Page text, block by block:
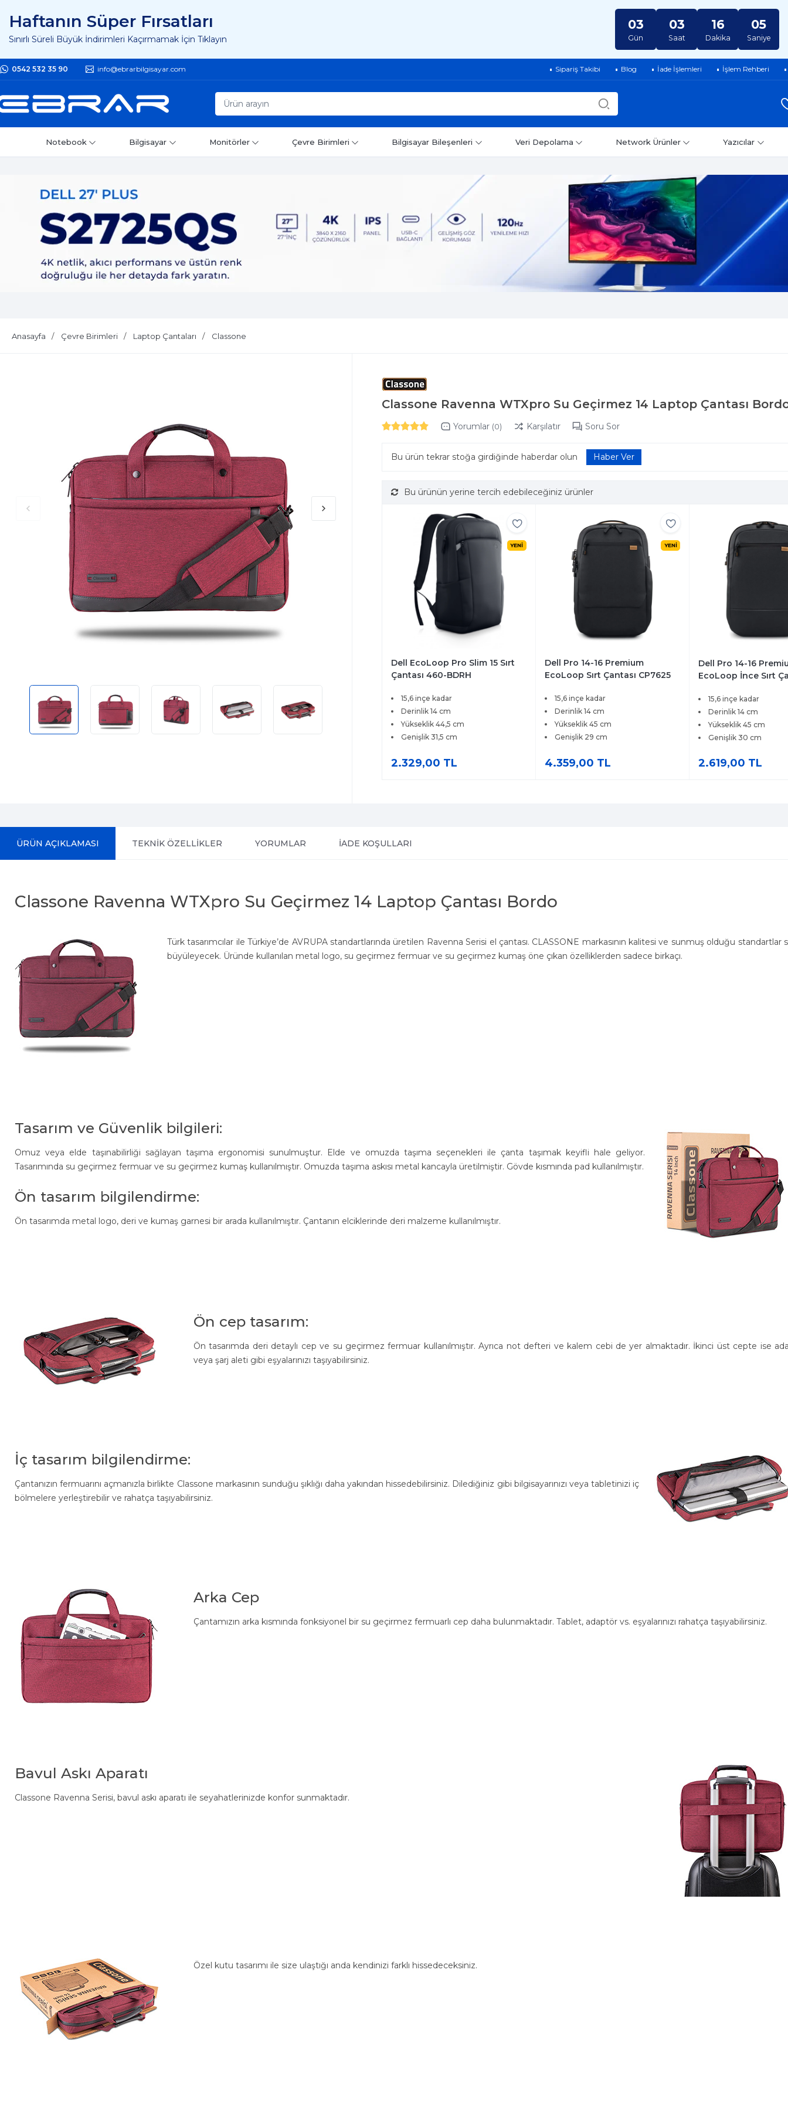
Haftanın Süper Fırsatları
Sınırlı Süreli Büyük İndirimleri Kaçırmamak İçin Tıklayın
03
Gün
03
Saat
16
Dakika
04
Saniye
0542 532 35 90 info@ebrarbilgisayar.com Sipariş Takibi Blog İade İşlemleri İşlem Rehberi
Notebook Bilgisayar Monitörler Çevre Birimleri Bilgisayar Bileşenleri Veri Depolama Network Ürünler Yazıcılar
Anasayfa Çevre Birimleri Laptop Çantaları Classone
Classone Ravenna WTXpro Su Geçirmez 14 Laptop Çantası
Yorumlar (0) Karşılatır Soru Sor
Bu ürün tekrar stoğa girdiğinde haberdar olun
Bu ürünün yerine tercih edebileceğiniz ürünler
YENİ
Dell EcoLoop Pro Slim 15 Sırt
Çantası 460-BDRH
15,6 inçe kadar
Derinlik 14 cm
Yükseklik 44,5 cm
Genişlik 31,5 cm
2.329,00 TL
YENİ
Dell Pro 14-16 Premium
EcoLoop Sırt Çantası CP7625
15,6 inçe kadar
Derinlik 14 cm
Yükseklik 45 cm
Genişlik 29 cm
4.359,00 TL
Dell Pro 14-16
EcoLoop İnce Sırt
15,6 inçe kadar
Derinlik 14 cm
Yükseklik 45 cm
Genişlik 30 cm
2.619,00 TL
ÜRÜN AÇIKLAMASI TEKNİK ÖZELLİKLER YORUMLAR İADE KOŞULLARI
Classone Ravenna WTXpro Su Geçirmez 14 Laptop Çantası Bordo
Türk tasarımcılar ile Türkiye’de AVRUPA standartlarında üretilen Ravenna Serisi el çantası. CLASSONE markasının kalitesi ve sunmuş olduğu standartlar
büyüleyecek. Üründe kullanılan metal logo, su geçirmez fermuar ve su geçirmez kumaş öne çıkan özelliklerden sadece birkaçı.
Tasarım ve Güvenlik bilgileri:
Omuz veya elde taşınabilirliği sağlayan taşıma ergonomisi sunulmuştur. Elde ve omuzda taşıma seçenekleri ile çanta taşımak keyifli hale geliyor.
Tasarımında su geçirmez fermuar ve su geçirmez kumaş kullanılmıştır. Omuzda taşıma askısı metal kancayla üretilmiştir. Gövde kısmında pad kullanılmıştır.
Ön tasarım bilgilendirme:
Ön tasarımda metal logo, deri ve kumaş garnesi bir arada kullanılmıştır. Çantanın elciklerinde deri malzeme kullanılmıştır.
Ön cep tasarım:
Ön tasarımda deri detaylı cep ve su geçirmez fermuar kullanılmıştır. Ayrıca not defteri ve kalem cebi de yer almaktadır. İkinci üst cepte ise
veya şarj aleti gibi eşyalarınızı taşıyabilirsiniz.
İç tasarım bilgilendirme:
Çantanızın fermuarını açmanızla birlikte Classone markasının sunduğu şıklığı daha yakından hissedebilirsiniz. Dilediğiniz gibi bilgisayarınızı veya tabletinizi iç
bölmelere yerleştirebilir ve rahatça taşıyabilirsiniz.
Arka Cep
Çantamızın arka kısmında fonksiyonel bir su geçirmez fermuarlı cep daha bulunmaktadır. Tablet, adaptör vs. eşyalarınızı rahatça taşıyabilirsiniz.
Bavul Askı Aparatı
Classone Ravenna Serisi, bavul askı aparatı ile seyahatlerinizde konfor sunmaktadır.
Özel kutu tasarımı ile size ulaştığı anda kendinizi farklı hissedeceksiniz.